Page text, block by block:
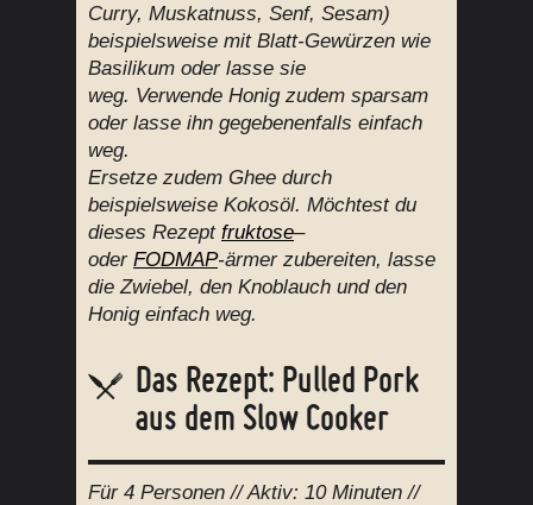
Curry, Muskatnuss, Senf, Sesam)
beispielsweise mit Blatt-Gewürzen wie
Basilikum oder lasse sie
weg. Verwende Honig zudem sparsam
oder lasse ihn gegebenenfalls einfach
weg.
Ersetze zudem Ghee durch
beispielsweise Kokosöl. Möchtest du
dieses Rezept fruktose–
oder FODMAP-ärmer zubereiten, lasse
die Zwiebel, den Knoblauch und den
Honig einfach weg.
Das Rezept: Pulled Pork
aus dem Slow Cooker
Für 4 Personen // Aktiv: 10 Minuten //